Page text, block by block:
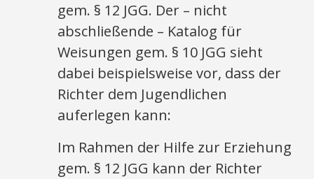
gem. § 12 JGG. Der – nicht
abschließende – Katalog für
Weisungen gem. § 10 JGG sieht
dabei beispielsweise vor, dass der
Richter dem Jugendlichen
auferlegen kann:
Im Rahmen der Hilfe zur Erziehung
gem. § 12 JGG kann der Richter